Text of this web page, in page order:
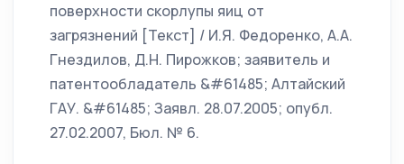
поверхности скорлупы яиц от
загрязнений [Текст] / И.Я. Федоренко, А.А.
Гнездилов, Д.Н. Пирожков; заявитель и
патентообладатель &#61485; Алтайский
ГАУ. &#61485; Заявл. 28.07.2005; опубл.
27.02.2007, Бюл. № 6.